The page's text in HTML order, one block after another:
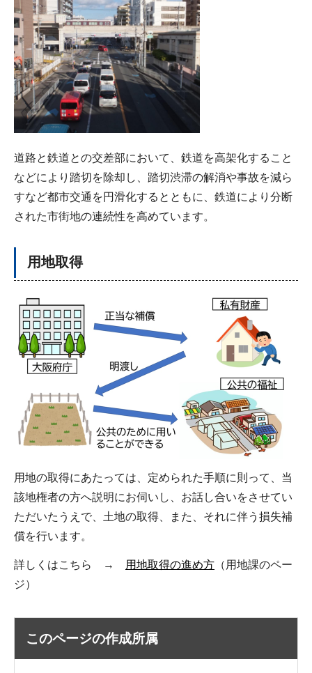
道路と鉄道との交差部において、鉄道を高架化すること
などにより踏切を除却し、踏切渋滞の解消や事故を減ら
すなど都市交通を円滑化するとともに、鉄道により分断
された市街地の連続性を高めています。
用地取得
用地の取得にあたっては、定められた手順に則って、当
該地権者の方へ説明にお伺いし、お話し合いをさせてい
ただいたうえで、土地の取得、また、それに伴う損失補
償を行います。
詳しくはこちら → 用地取得の進め方 （用地課のペー
ジ）
このページの作成所属